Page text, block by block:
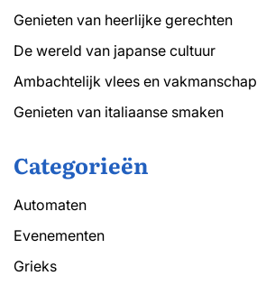
Genieten van heerlijke gerechten
De wereld van japanse cultuur
Ambachtelijk vlees en vakmanschap
Genieten van italiaanse smaken
Categorieën
Automaten
Evenementen
Grieks